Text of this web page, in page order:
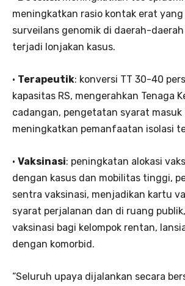
meningkatkan rasio kontak erat yang
surveilans genomik di daerah-
terjadi lonjakan kasus.
• Terapeutik: konversi TT 30-40
kapasitas RS, mengerahkan Tenaga
cadangan, pengetatan syarat masuk
meningkatkan pemanfaatan isolasi
• Vaksinasi: peningkatan alokasi
dengan kasus dan mobilitas tinggi,
sentra vaksinasi, menjadikan kartu
syarat perjalanan dan di ruang
vaksinasi bagi kelompok rentan,
dengan komorbid.
“Seluruh upaya dijalankan secara